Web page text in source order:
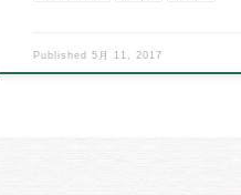
Published5月 11, 2017